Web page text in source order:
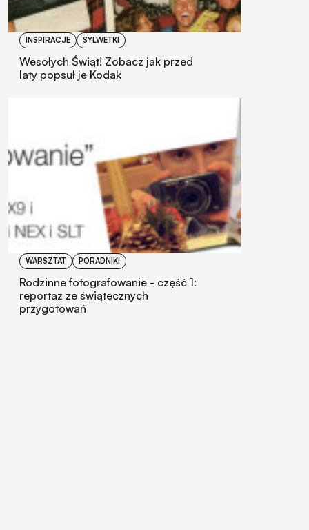
INSPIRACJE SYLWETKI
Wesołych Świąt! Zobacz jak przed
laty popsuł je Kodak
WARSZTAT PORADNIKI
Rodzinne fotografowanie - część 1:
reportaż ze świątecznych
przygotowań